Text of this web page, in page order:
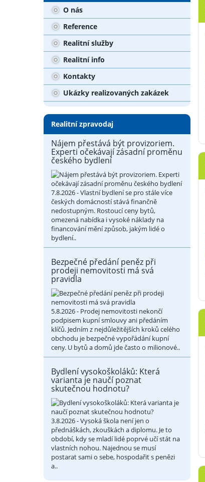
O nás
Reference
Realitní služby
Realitní info
Kontakty
Ukázky realizovaných zakázek
Realitní zpravodaj
Nájem přestává být provizoriem.
Experti očekávají zásadní proměnu
českého bydlení
7.8.2026 - Vlastní bydlení se pro stále více
českých domácností stává finančně
nedostupným. Rostoucí ceny bytů,
omezená nabídka i vysoké náklady na
financování mění způsob, jakým lidé o
bydlení..
Bezpečné předání peněz při
prodeji nemovitosti má svá
pravidla
5.8.2026 - Prodej nemovitosti nekončí
podpisem kupní smlouvy ani předáním
klíčů. Jedním z nejdůležitějších kroků celého
obchodu je bezpečné vypořádání kupní
ceny. U bytů a domů jde často o milionové..
Bydlení vysokoškoláků: Která
varianta je naučí poznat
skutečnou hodnotu?
3.8.2026 - Vysoká škola není jen o
přednáškách, zkouškách a diplomu. Je to
období, kdy se mladí lidé poprvé učí stát na
vlastních nohou. Najednou se musí
postarat sami o sebe, hospodařit s penězi
a..